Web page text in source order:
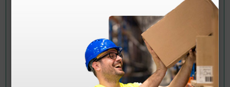
¿Todavía tienes alguna duda? ¿Necesitas más
Envía ahora mismo tu pregunta a los colegas que ya
han adquirido este producto.